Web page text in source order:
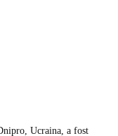
Ucraina, a fost